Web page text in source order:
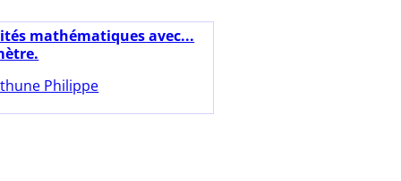
mathématiques avec...
Philippe